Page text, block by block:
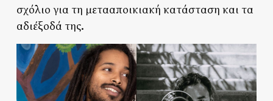
σχόλιο για τη μετααποικιακή κατάσταση και τα
αδιέξοδά της.